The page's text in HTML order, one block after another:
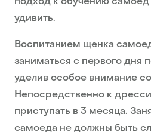
удивить.
Воспитанием щенка
заниматься с первого дня
уделив особое внимание
Непосредственно к
приступать в 3 месяца.
самоеда не должны быть